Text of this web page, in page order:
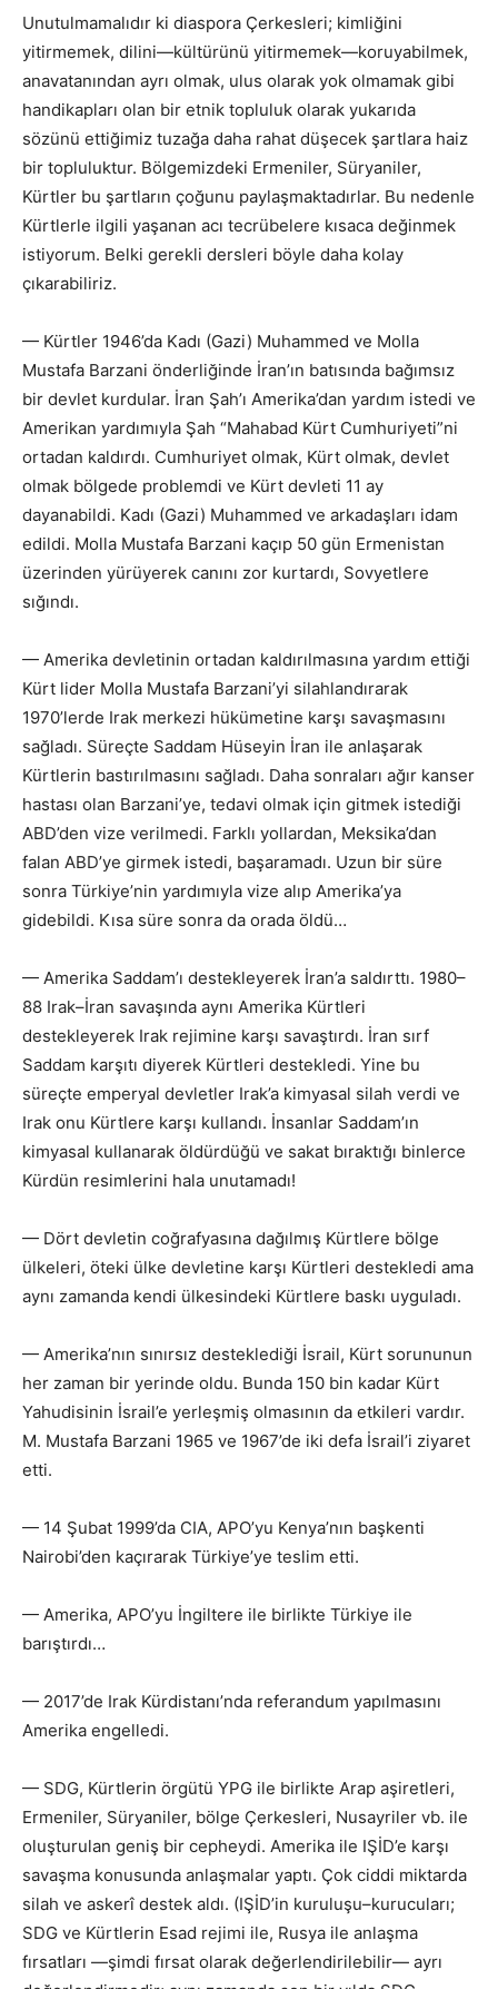
Unutulmamalıdır ki diaspora Çerkesleri; kimliğini
yitirmemek, dilini—kültürünü yitirmemek—koruyabilmek,
anavatanından ayrı olmak, ulus olarak yok olmamak gibi
handikapları olan bir etnik topluluk olarak yukarıda
sözünü ettiğimiz tuzağa daha rahat düşecek şartlara haiz
bir topluluktur. Bölgemizdeki Ermeniler, Süryaniler,
Kürtler bu şartların çoğunu paylaşmaktadırlar. Bu nedenle
Kürtlerle ilgili yaşanan acı tecrübelere kısaca değinmek
istiyorum. Belki gerekli dersleri böyle daha kolay
çıkarabiliriz.
— Kürtler 1946’da Kadı (Gazi) Muhammed ve Molla
Mustafa Barzani önderliğinde İran’ın batısında bağımsız
bir devlet kurdular. İran Şah’ı Amerika’dan yardım istedi ve
Amerikan yardımıyla Şah “Mahabad Kürt Cumhuriyeti”ni
ortadan kaldırdı. Cumhuriyet olmak, Kürt olmak, devlet
olmak bölgede problemdi ve Kürt devleti 11 ay
dayanabildi. Kadı (Gazi) Muhammed ve arkadaşları idam
edildi. Molla Mustafa Barzani kaçıp 50 gün Ermenistan
üzerinden yürüyerek canını zor kurtardı, Sovyetlere
sığındı.
— Amerika devletinin ortadan kaldırılmasına yardım ettiği
Kürt lider Molla Mustafa Barzani’yi silahlandırarak
1970’lerde Irak merkezi hükümetine karşı savaşmasını
sağladı. Süreçte Saddam Hüseyin İran ile anlaşarak
Kürtlerin bastırılmasını sağladı. Daha sonraları ağır kanser
hastası olan Barzani’ye, tedavi olmak için gitmek istediği
ABD’den vize verilmedi. Farklı yollardan, Meksika’dan
falan ABD’ye girmek istedi, başaramadı. Uzun bir süre
sonra Türkiye’nin yardımıyla vize alıp Amerika’ya
gidebildi. Kısa süre sonra da orada öldü…
— Amerika Saddam’ı destekleyerek İran’a saldırttı. 1980–
88 Irak–İran savaşında aynı Amerika Kürtleri
destekleyerek Irak rejimine karşı savaştırdı. İran sırf
Saddam karşıtı diyerek Kürtleri destekledi. Yine bu
süreçte emperyal devletler Irak’a kimyasal silah verdi ve
Irak onu Kürtlere karşı kullandı. İnsanlar Saddam’ın
kimyasal kullanarak öldürdüğü ve sakat bıraktığı binlerce
Kürdün resimlerini hala unutamadı!
— Dört devletin coğrafyasına dağılmış Kürtlere bölge
ülkeleri, öteki ülke devletine karşı Kürtleri destekledi ama
aynı zamanda kendi ülkesindeki Kürtlere baskı uyguladı.
— Amerika’nın sınırsız desteklediği İsrail, Kürt sorununun
her zaman bir yerinde oldu. Bunda 150 bin kadar Kürt
Yahudisinin İsrail’e yerleşmiş olmasının da etkileri vardır.
M. Mustafa Barzani 1965 ve 1967’de iki defa İsrail’i ziyaret
etti.
— 14 Şubat 1999’da CIA, APO’yu Kenya’nın başkenti
Nairobi’den kaçırarak Türkiye’ye teslim etti.
— Amerika, APO’yu İngiltere ile birlikte Türkiye ile
barıştırdı…
— 2017’de Irak Kürdistanı’nda referandum yapılmasını
Amerika engelledi.
— SDG, Kürtlerin örgütü YPG ile birlikte Arap aşiretleri,
Ermeniler, Süryaniler, bölge Çerkesleri, Nusayriler vb. ile
oluşturulan geniş bir cepheydi. Amerika ile IŞİD’e karşı
savaşma konusunda anlaşmalar yaptı. Çok ciddi miktarda
silah ve askerî destek aldı. (IŞİD’in kuruluşu–kurucuları;
SDG ve Kürtlerin Esad rejimi ile, Rusya ile anlaşma
fırsatları —şimdi fırsat olarak değerlendirilebilir— ayrı